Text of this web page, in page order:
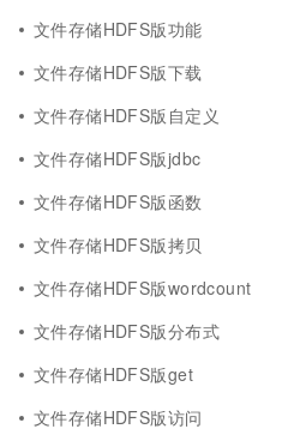
文件存储HDFS版功能
文件存储HDFS版下载
文件存储HDFS版自定义
文件存储HDFS版jdbc
文件存储HDFS版函数
文件存储HDFS版拷贝
文件存储HDFS版wordcount
文件存储HDFS版分布式
文件存储HDFS版get
文件存储HDFS版访问